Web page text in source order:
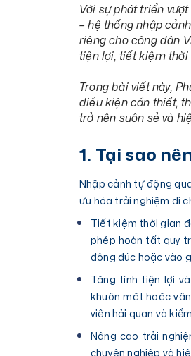
Với sự phát triển
– hệ thống nhập
riêng cho công dân
tiện lợi, tiết kiệm thời
Trong bài viết này,
điều kiện cần thiết,
trở nên suôn sẻ và
1. Tại sao
Nhập cảnh tự động
ưu hóa trải nghiệm di
Tiết kiệm thời gian
phép hoàn tất quy
đông đúc hoặc vào
Tăng tính tiện lợi
khuôn mặt hoặc
viên hải quan và
Nâng cao trải